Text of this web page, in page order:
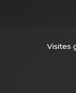
Visites